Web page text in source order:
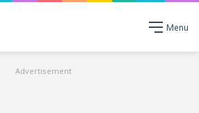
Menu
Advertisement